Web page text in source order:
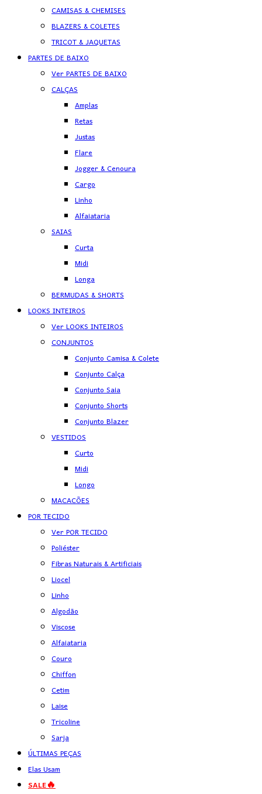
CAMISAS & CHEMISES
BLAZERS & COLETES
TRICOT & JAQUETAS
PARTES DE BAIXO
Ver PARTES DE BAIXO
CALÇAS
Amplas
Retas
Justas
Flare
Jogger & Cenoura
Cargo
Linho
Alfaiataria
SAIAS
Curta
Midi
Longa
BERMUDAS & SHORTS
LOOKS INTEIROS
Ver LOOKS INTEIROS
CONJUNTOS
Conjunto Camisa & Colete
Conjunto Calça
Conjunto Saia
Conjunto Shorts
Conjunto Blazer
VESTIDOS
Curto
Midi
Longo
MACACÕES
POR TECIDO
Ver POR TECIDO
Poliéster
Fibras Naturais & Artificiais
Liocel
Linho
Algodão
Viscose
Alfaiataria
Couro
Chiffon
Cetim
Laise
Tricoline
Sarja
ÚLTIMAS PEÇAS
Elas Usam
SALE🔥